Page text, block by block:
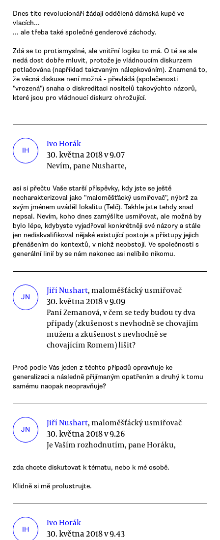
Dnes tito revolucionáři žádají oddělená dámská kupé ve
vlacích...
... ale třeba také společné genderové záchody.
Zdá se to protismyslné, ale vnitřní logiku to má. O té se ale
nedá dost dobře mluvit, protože je vládnoucím diskurzem
potlačována (například takzvaným nálepkováním). Znamená to,
že věcná diskuse není možná - převládá (společenosti
"vrozená") snaha o diskreditaci nositelů takovýchto názorů,
které jsou pro vládnoucí diskurz ohrožující.
IH
Ivo Horák
30. května 2018 v 9.07
Nevím, pane Nusharte,
asi si přečtu Vaše starší příspěvky, kdy jste se ještě
necharakterizoval jako "maloměšťácký usmiřovač", nýbrž za
svým jménem uváděl lokalitu (Telč). Takhle jste tehdy snad
nepsal. Nevím, koho dnes zamýšlíte usmiřovat, ale možná by
bylo lépe, kdybyste vyjadřoval konkrétněji své názory a stále
jen nediskvalifikoval nějaké existující postoje a přístupy jejich
přenášením do kontextů, v nichž neobstojí. Ve společnosti s
generální linií by se nám nakonec asi nelíbilo nikomu.
JN
Jiří Nushart, maloměšťácký usmiřovač
30. května 2018 v 9.09
Paní Zemanová, v čem se tedy budou ty dva
případy (zkušenost s nevhodně se chovajím
mužem a zkušenost s nevhodně se
chovajícím Romem) lišit?
Proč podle Vás jeden z těchto případů opravňuje ke
generalizaci a následně přijímaným opatřením a druhý k tomu
samému naopak neopravňuje?
JN
Jiří Nushart, maloměšťácký usmiřovač
30. května 2018 v 9.26
Je Vaším rozhodnutím, pane Horáku,
zda chcete diskutovat k tématu, nebo k mé osobě.
Klidně si mě prolustrujte.
IH
Ivo Horák
30. května 2018 v 9.43